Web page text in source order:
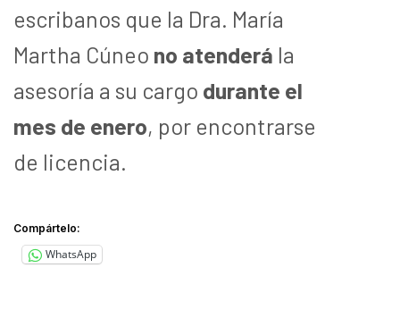
escribanos que la Dra. María
Martha Cúneo no atenderá la
asesoría a su cargo durante el
mes de enero, por encontrarse
de licencia.
Compártelo:
WhatsApp